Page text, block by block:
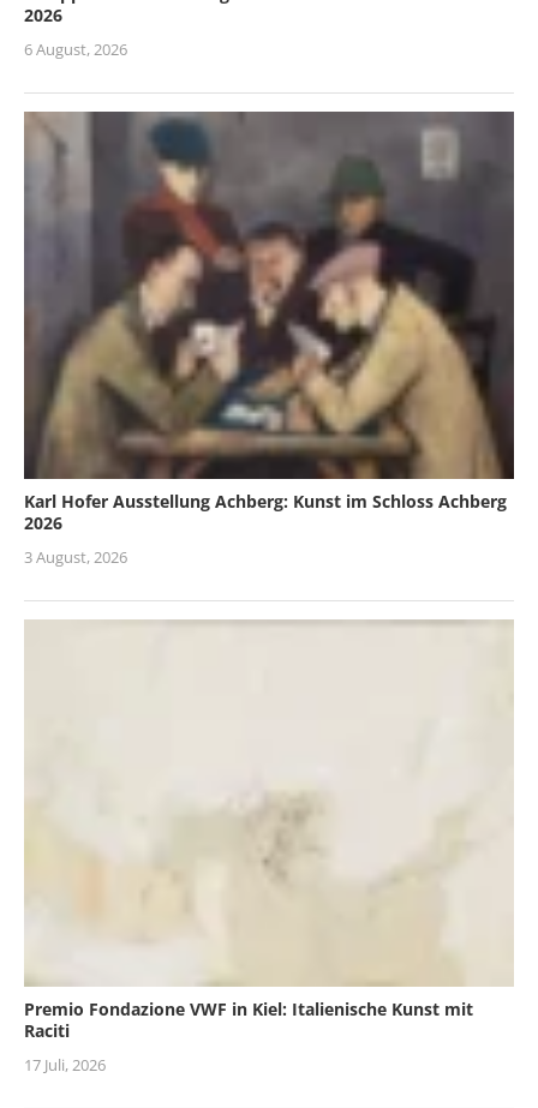
2026
6 August, 2026
Karl Hofer Ausstellung Achberg: Kunst im Schloss Achberg
2026
3 August, 2026
Premio Fondazione VWF in Kiel: Italienische Kunst mit
Raciti
17 Juli, 2026